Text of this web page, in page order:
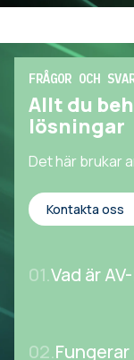
FRÅGOR OCH
Allt du
lösningar
Det här brukar
Kontakta oss
01.Vad är
02.